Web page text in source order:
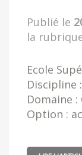
Publié le
la
Ecole
Discipline
Domaine
Option :